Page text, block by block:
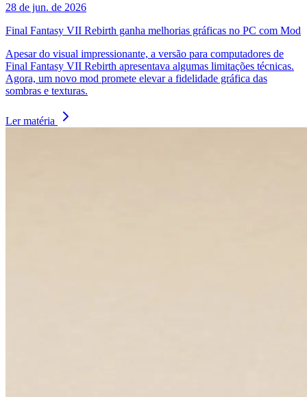
28 de jun. de 2026
Final Fantasy VII Rebirth ganha melhorias gráficas no PC com Mod
Apesar do visual impressionante, a versão para computadores de
Final Fantasy VII Rebirth apresentava algumas limitações técnicas.
Agora, um novo mod promete elevar a fidelidade gráfica das
sombras e texturas.
Ler matéria